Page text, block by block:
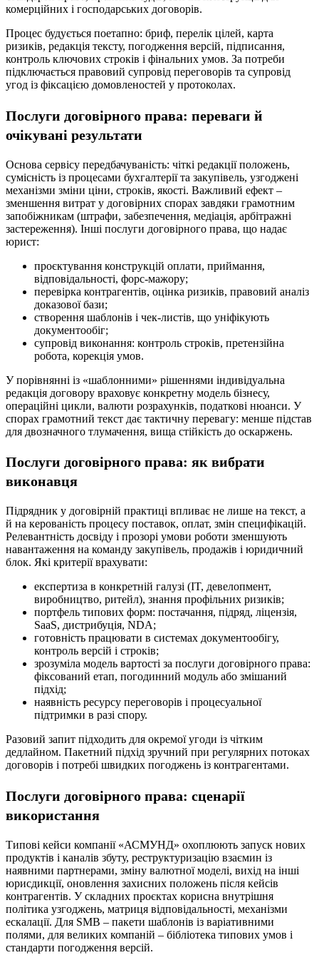
комерційних і господарських договорів.
Процес будується поетапно: бриф, перелік цілей, карта
ризиків, редакція тексту, погодження версій, підписання,
контроль ключових строків і фінальних умов. За потреби
підключається правовий супровід переговорів та супровід
угод із фіксацією домовленостей у протоколах.
Послуги договірного права: переваги й
очікувані результати
Основа сервісу передбачуваність: чіткі редакції положень,
сумісність із процесами бухгалтерії та закупівель, узгоджені
механізми зміни ціни, строків, якості. Важливий ефект –
зменшення витрат у договірних спорах завдяки грамотним
запобіжникам (штрафи, забезпечення, медіація, арбітражні
застереження). Інші послуги договірного права, що надає
юрист:
проєктування конструкцій оплати, приймання,
відповідальності, форс-мажору;
перевірка контрагентів, оцінка ризиків, правовий аналіз
доказової бази;
створення шаблонів і чек-листів, що уніфікують
документообіг;
супровід виконання: контроль строків, претензійна
робота, корекція умов.
У порівнянні із «шаблонними» рішеннями індивідуальна
редакція договору враховує конкретну модель бізнесу,
операційні цикли, валюти розрахунків, податкові нюанси. У
спорах грамотний текст дає тактичну перевагу: менше підстав
для двозначного тлумачення, вища стійкість до оскаржень.
Послуги договірного права: як вибрати
виконавця
Підрядник у договірній практиці впливає не лише на текст, а
й на керованість процесу поставок, оплат, змін специфікацій.
Релевантність досвіду і прозорі умови роботи зменшують
навантаження на команду закупівель, продажів і юридичний
блок. Які критерії врахувати:
експертиза в конкретній галузі (IT, девелопмент,
виробництво, ритейл), знання профільних ризиків;
портфель типових форм: постачання, підряд, ліцензія,
SaaS, дистрибуція, NDA;
готовність працювати в системах документообігу,
контроль версій і строків;
зрозуміла модель вартості за послуги договірного права:
фіксований етап, погодинний модуль або змішаний
підхід;
наявність ресурсу переговорів і процесуальної
підтримки в разі спору.
Разовий запит підходить для окремої угоди із чітким
дедлайном. Пакетний підхід зручний при регулярних потоках
договорів і потребі швидких погоджень із контрагентами.
Послуги договірного права: сценарії
використання
Типові кейси компанії «АСМУНД» охоплюють запуск нових
продуктів і каналів збуту, реструктуризацію взаємин із
наявними партнерами, зміну валютної моделі, вихід на інші
юрисдикції, оновлення захисних положень після кейсів
контрагентів. У складних проєктах корисна внутрішня
політика узгоджень, матриця відповідальності, механізми
ескалації. Для SMB – пакети шаблонів із варіативними
полями, для великих компаній – бібліотека типових умов і
стандарти погодження версій.